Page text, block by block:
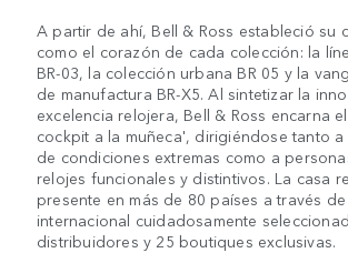
A partir de ahí, Bell & Ross estableció su
como el corazón de cada colección: la
BR-03, la colección urbana BR 05 y la
de manufactura BR-X5. Al sintetizar la
excelencia relojera, Bell & Ross encarna
cockpit a la muñeca', dirigiéndose tanto
de condiciones extremas como a
relojes funcionales y distintivos. La casa
presente en más de 80 países a través
internacional cuidadosamente
distribuidores y 25 boutiques exclusivas.